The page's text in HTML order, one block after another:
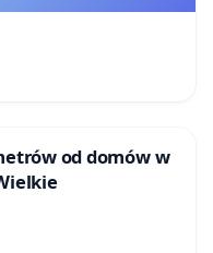
od domów w